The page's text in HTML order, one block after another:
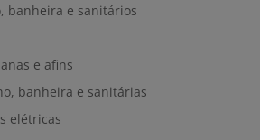
banheira e sanitários
e afins
banheira e sanitárias
elétricas